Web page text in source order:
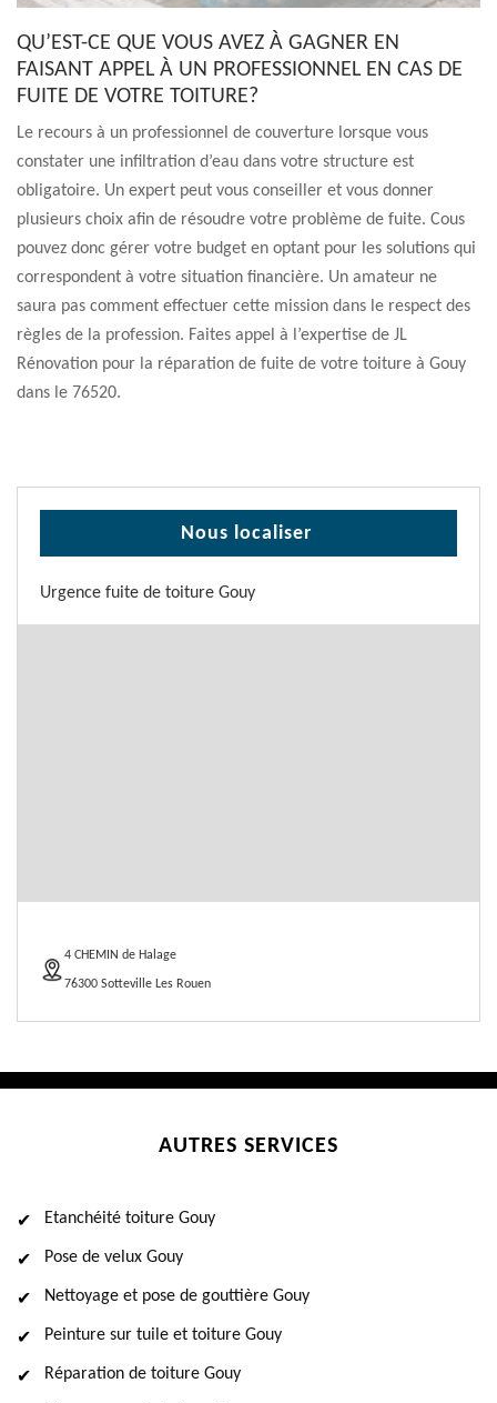
QU’EST-CE QUE VOUS AVEZ À GAGNER EN
FAISANT APPEL À UN PROFESSIONNEL EN CAS DE
FUITE DE VOTRE TOITURE?
Le recours à un professionnel de couverture lorsque vous
constater une infiltration d’eau dans votre structure est
obligatoire. Un expert peut vous conseiller et vous donner
plusieurs choix afin de résoudre votre problème de fuite. Cous
pouvez donc gérer votre budget en optant pour les solutions qui
correspondent à votre situation financière. Un amateur ne
saura pas comment effectuer cette mission dans le respect des
règles de la profession. Faites appel à l’expertise de JL
Rénovation pour la réparation de fuite de votre toiture à Gouy
dans le 76520.
Nous localiser
Urgence fuite de toiture Gouy
4 CHEMIN de Halage
76300 Sotteville Les Rouen
AUTRES SERVICES
Etanchéité toiture Gouy
Pose de velux Gouy
Nettoyage et pose de gouttière Gouy
Peinture sur tuile et toiture Gouy
Réparation de toiture Gouy